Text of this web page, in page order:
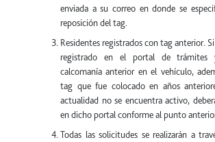
enviada a su correo en donde se
reposición del tag.
Residentes registrados con tag anterior.
registrado en el portal de
calcomanía anterior en el vehículo,
tag que fue colocado en años
actualidad no se encuentra activo,
en dicho portal conforme al punto
Todas las solicitudes se realizarán a